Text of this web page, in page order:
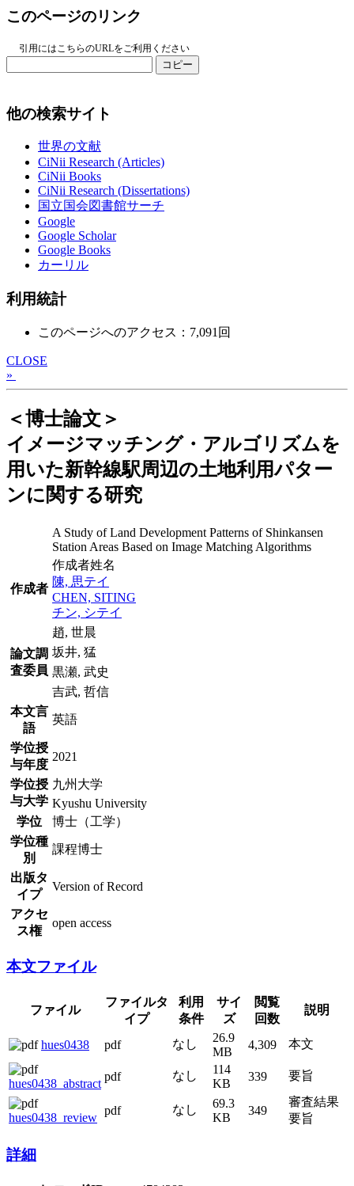
このページのリンク
引用にはこちらのURLをご利用ください
コピー
他の検索サイト
世界の文献
CiNii Research (Articles)
CiNii Books
CiNii Research (Dissertations)
国立国会図書館サーチ
Google
Google Scholar
Google Books
カーリル
利用統計
このページへのアクセス：7,091回
CLOSE
»
＜博士論文＞
イメージマッチング・アルゴリズムを
用いた新幹線駅周辺の土地利用パター
ンに関する研究
A Study of Land Development Patterns of Shinkansen
Station Areas Based on Image Matching Algorithms
作成者
作成者姓名
陳, 思テイ
CHEN, SITING
チン, シテイ
論文調
査委員
趙, 世晨
坂井, 猛
黒瀬, 武史
吉武, 哲信
本文言
語
英語
学位授
与年度
2021
学位授
与大学
九州大学
Kyushu University
学位
博士（工学）
学位種
別
課程博士
出版タ
イプ
Version of Record
アクセ
ス権
open access
本文ファイル
ファイル
ファイルタ
イプ
利用
条件
サイ
ズ
閲覧
回数
説明
hues0438 pdf なし
26.9
MB
4,309 本文
hues0438_abstract
pdf なし
114
KB
339 要旨
hues0438_review pdf なし
69.3
KB
349
審査結果
要旨
詳細